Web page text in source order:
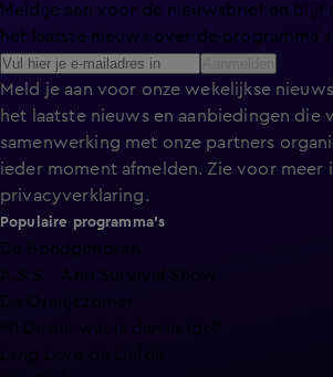
Meld je aan voor de nieuwsbrief en blijf
het laatste nieuws over de programma’s
Meld je aan voor onze wekelijkse
het laatste nieuws en aanbiedingen die
samenwerking met onze partners
ieder moment afmelden. Zie voor meer
privacyverklaring.
Populaire programma's
De Bondgenoten
A.S.S. - Anti Survival Show
De Oranjezomer
Mi Dushi: wat is dan liefde?